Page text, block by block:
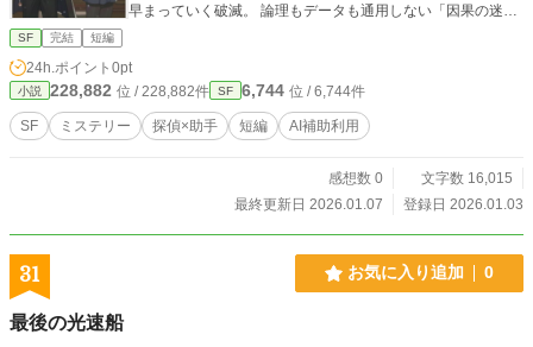
早まっていく破滅。 論理もデータも通用しない「因果の迷
けが知る、誰も知らない世界の終わり。
SF 完結 短編
24h.ポイント 0pt
小説 228,882 位 / 228,882件 SF 6,744 位 / 6,744件
SF ミステリー 探偵×助手 短編 AI補助利用
感想数 0
文字数 16,015
最終更新日 2026.01.07
登録日 2026.01.03
31 お気に入り追加 0
最後の光速船